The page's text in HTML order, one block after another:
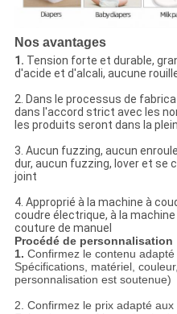
Nos avantages
1. Tension forte et durable,
d'acide et d'alcali, aucune
2. Dans le processus de
dans l'accord strict avec les
les produits seront dans la
3. Aucun fuzzing, aucun
dur, aucun fuzzing, lover et se
joint
4. Approprié à la machine à
coudre électrique, à la
couture de manuel
Procédé de personnalisation
1. Confirmez le contenu
Spécifications, matériel,
personnalisation est soutenue)
2. Confirmez le prix adapté